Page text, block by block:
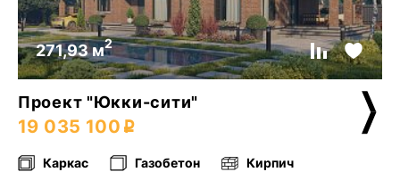
271,93 м2
Проект "Юкки-сити"
19 035 100
Каркас Газобетон Кирпич